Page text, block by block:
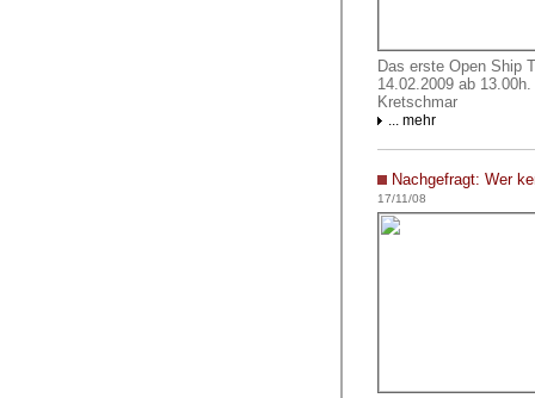
Das erste Open Ship
14.02.2009 ab
Kretschmar
... mehr
Nachgefragt: Wer
17/11/08